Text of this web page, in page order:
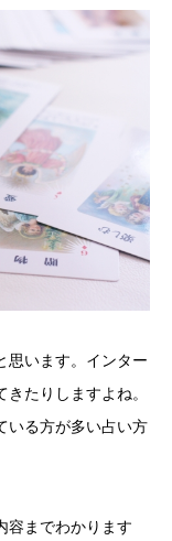
思います。インター
たりしますよね。
いる方が多い占い方
容までわかります